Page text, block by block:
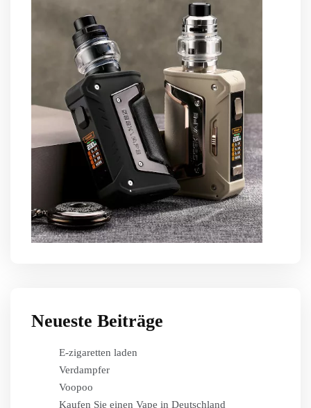
Neueste Beiträge
E-zigaretten laden
Verdampfer
Voopoo
Kaufen Sie einen Vape in Deutschland